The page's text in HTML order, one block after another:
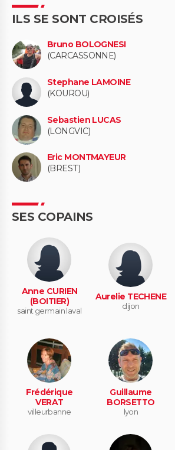
ILS SE SONT CROISÉS
Bruno BOLOGNESI
(CARCASSONNE)
Stephane LAMOINE
(KOUROU)
Sebastien LUCAS
(LONGVIC)
Eric MONTMAYEUR
(BREST)
SES COPAINS
Anne CURIEN
(BOITIER)
saint germain laval
Aurelie TECHENE
dijon
Frédérique
VERAT
villeurbanne
Guillaume
BORSETTO
lyon